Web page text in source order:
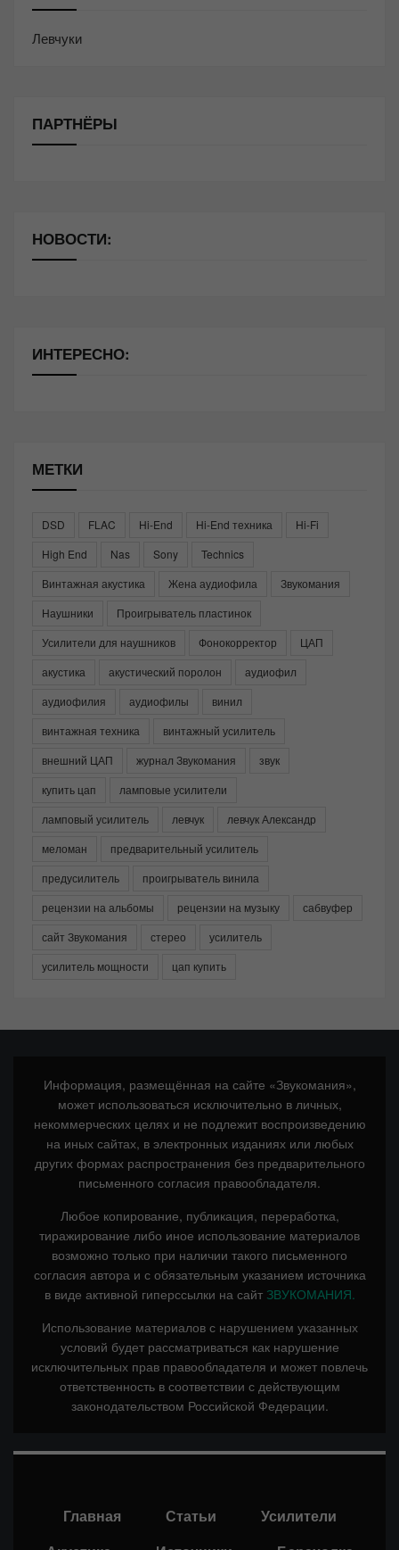
Левчуки
ПАРТНЁРЫ
НОВОСТИ:
ИНТЕРЕСНО:
МЕТКИ
DSD FLAC Hi-End Hi-End техника
Hi-Fi
High End
Nas Sony
Technics
Винтажная акустика
Жена аудиофила
Звукомания
Наушники
Проигрыватель пластинок
Усилители для наушников
Фонокорректор
ЦАП
акустика
акустический поролон
аудиофил
аудиофилия
аудиофилы
винил
винтажная техника
винтажный усилитель
внешний ЦАП
журнал Звукомания
звук
купить цап
ламповые усилители
ламповый усилитель
левчук
левчук Александр
меломан
предварительный усилитель
предусилитель
проигрыватель винила
рецензии на альбомы
рецензии на музыку
сабвуфер
сайт Звукомания
стерео
усилитель
усилитель мощности
цап купить
Информация, размещённая на сайте «Звукомания»,
может использоваться исключительно в личных,
некоммерческих целях и не подлежит воспроизведению
на иных сайтах, в электронных изданиях или любых
других формах распространения без предварительного
письменного согласия правообладателя.
Любое копирование, публикация, переработка,
тиражирование либо иное использование материалов
возможно только при наличии такого письменного
согласия автора и с обязательным указанием источника
в виде активной гиперссылки на сайт ЗВУКОМАНИЯ.
Использование материалов с нарушением указанных
условий будет рассматриваться как нарушение
исключительных прав правообладателя и может повлечь
ответственность в соответствии с действующим
законодательством Российской Федерации.
Главная Статьи
Усилители